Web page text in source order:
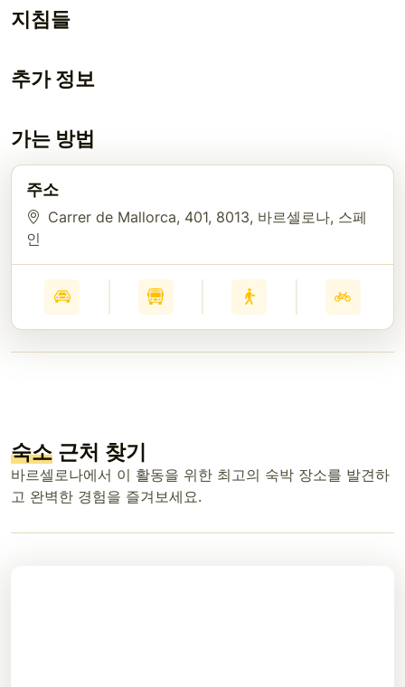
지침들
추가 정보
가는 방법
주소
Carrer de Mallorca, 401, 8013, 바르셀로나, 스페
인
숙소 근처 찾기
바르셀로나에서 이 활동을 위한 최고의 숙박 장소를 발견하
고 완벽한 경험을 즐겨보세요.